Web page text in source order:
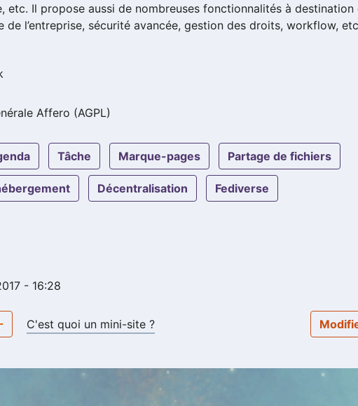
etc. Il propose aussi de nombreuses fonctionnalités à destination
l’entreprise, sécurité avancée, gestion des droits, workflow,
Affero (AGPL)
tâche marque-pages partage de fichiers
décentralisation fediverse
- 16:28
C'est quoi un mini-site ?